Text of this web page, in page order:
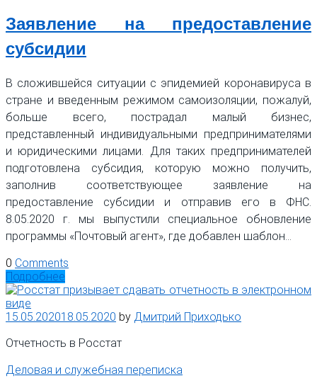
Заявление на предоставление
субсидии
В сложившейся ситуации с эпидемией коронавируса в
стране и введенным режимом самоизоляции, пожалуй,
больше всего, пострадал малый бизнес,
представленный индивидуальными предпринимателями
и юридическими лицами. Для таких предпринимателей
подготовлена субсидия, которую можно получить,
заполнив соответствующее заявление на
предоставление субсидии и отправив его в ФНС.
8.05.2020 г. мы выпустили специальное обновление
программы «Почтовый агент», где добавлен шаблон…
0 Comments
Подробнее
15.05.202018.05.2020 by Дмитрий Приходько
Отчетность в Росстат
Деловая и служебная переписка